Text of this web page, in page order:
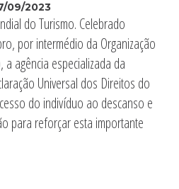
09/2023
do Turismo. Celebrado
por intermédio da Organização
agência especializada da
Universal dos Direitos do
do indivíduo ao descanso e
para reforçar esta importante